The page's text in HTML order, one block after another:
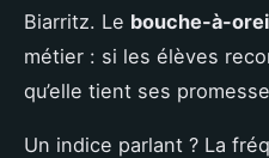
Biarritz. Le bouche-à-
métier : si les élèves
qu’elle tient ses
Un indice parlant ? La